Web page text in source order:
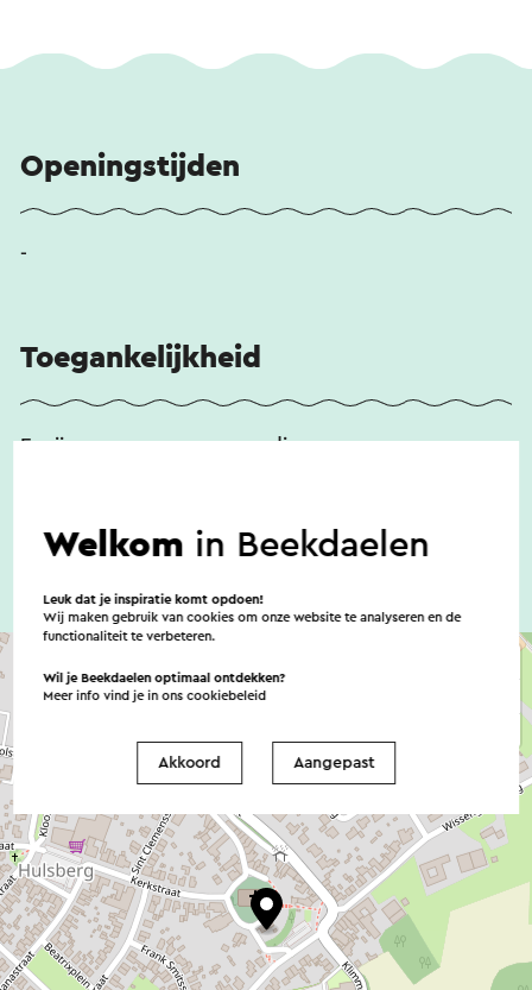
Openingstijden
-
Toegankelijkheid
Er zijn geen noemenswaardige
Welkom in Beekdaelen
Leuk dat je inspiratie komt opdoen!
Wij maken gebruik van cookies om onze website te analyseren en de
functionaliteit te verbeteren.
Wil je Beekdaelen optimaal ontdekken?
Meer info vind je in onscookiebeleid
Akkoord Aangepast